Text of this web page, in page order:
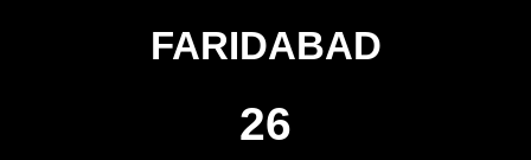
FARIDABAD
26